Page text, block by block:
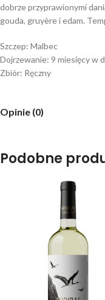
dobrze przyprawionymi
gouda, gruyère i edam.
Szczep: Malbec
Dojrzewanie: 9 miesięcy w
Zbiór: Ręczny
Opinie (0)
Podobne